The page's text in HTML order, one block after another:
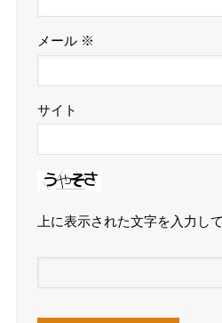
メール ※
サイト
上に表示された文字を入力し